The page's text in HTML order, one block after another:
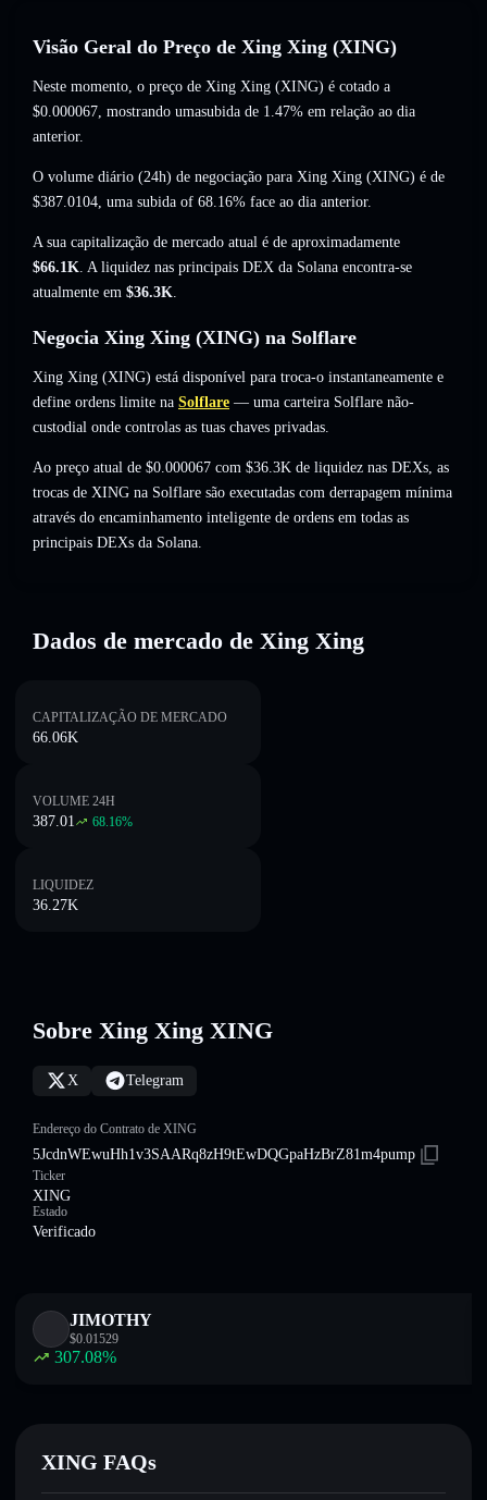
Visão Geral do Preço de Xing Xing (XING)
Neste momento, o preço de Xing Xing (XING) é cotado a
$0.000067, mostrando umasubida de 1.47% em relação ao dia
anterior.
O volume diário (24h) de negociação para Xing Xing (XING) é de
$387.0104, uma subida of 68.16% face ao dia anterior.
A sua capitalização de mercado atual é de aproximadamente
$66.1K. A liquidez nas principais DEX da Solana encontra-se
atualmente em $36.3K.
Negocia Xing Xing (XING) na Solflare
Xing Xing (XING) está disponível para troca-o instantaneamente e
define ordens limite na Solflare — uma carteira Solflare não-
custodial onde controlas as tuas chaves privadas.
Ao preço atual de $0.000067 com $36.3K de liquidez nas DEXs, as
trocas de XING na Solflare são executadas com derrapagem mínima
através do encaminhamento inteligente de ordens em todas as
principais DEXs da Solana.
Dados de mercado de Xing Xing
CAPITALIZAÇÃO DE MERCADO
66.06K
VOLUME 24H
387.01 68.16%
LIQUIDEZ
36.27K
Sobre Xing Xing XING
X Telegram
Endereço do Contrato de XING
5JcdnWEwuHh1v3SAARq8zH9tEwDQGpaHzBrZ81m4pump
Ticker
XING
Estado
Verificado
JIMOTHY
$0.01529
307.08%
XING FAQs